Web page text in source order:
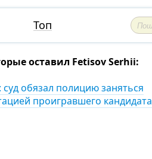
Топ
оставил Fetisov Serhii:
обязал полицию заняться
проигравшего кандидата